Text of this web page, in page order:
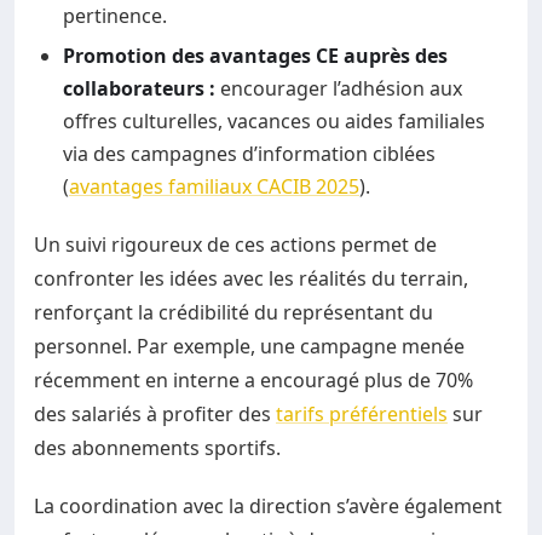
pertinence.
Promotion des avantages CE auprès des
collaborateurs : encourager l’adhésion aux
offres culturelles, vacances ou aides familiales
via des campagnes d’information ciblées
(avantages familiaux CACIB 2025).
Un suivi rigoureux de ces actions permet de
confronter les idées avec les réalités du terrain,
renforçant la crédibilité du représentant du
personnel. Par exemple, une campagne menée
récemment en interne a encouragé plus de 70%
des salariés à profiter des tarifs préférentiels sur
des abonnements sportifs.
La coordination avec la direction s’avère également